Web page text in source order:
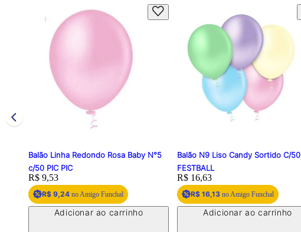
Balão Linha Redondo Rosa Baby N°5
c/50 PIC PIC
Price:
R$ 9,53
R$ 9,24 no Amigo Funchal
Adicionar ao carrinho
Balão N9 Liso Candy Sortido C/50
FESTBALL
Price:
R$ 16,63
R$ 16,13 no Amigo Funchal
Adicionar ao carrinho